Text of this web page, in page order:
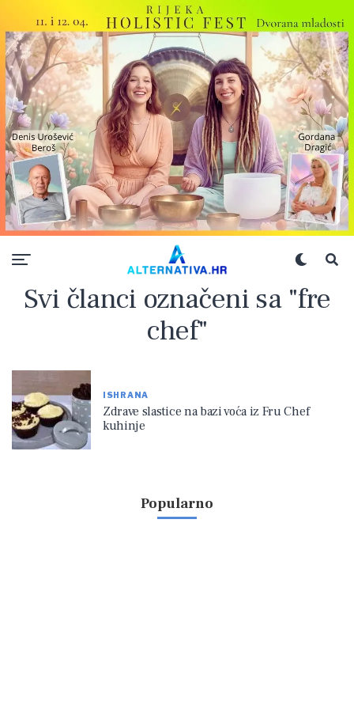
Svi članci označeni sa "fre
chef"
ISHRANA
Zdrave slastice na bazi voća iz Fru Chef
kuhinje
Popularno